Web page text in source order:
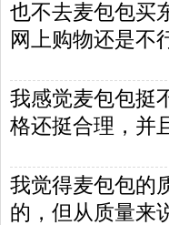
也不去麦包包买
网上购物还是不
我感觉麦包包挺
格还挺合理，并
我觉得麦包包的
的，但从质量来